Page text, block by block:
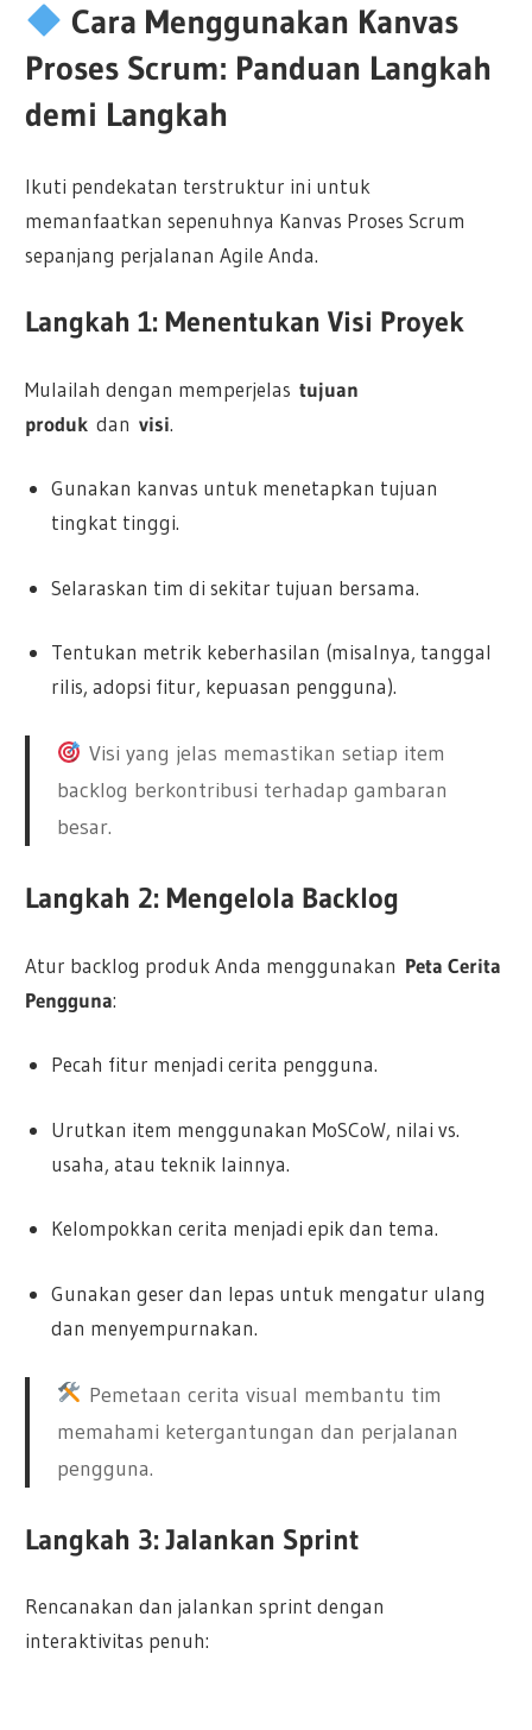
Cara Menggunakan Kanvas
Proses Scrum: Panduan Langkah
demi Langkah
Ikuti pendekatan terstruktur ini untuk
memanfaatkan sepenuhnya Kanvas Proses Scrum
sepanjang perjalanan Agile Anda.
Langkah 1: Menentukan Visi Proyek
Mulailah dengan memperjelastujuan
produk danvisi.
Gunakan kanvas untuk menetapkan tujuan
tingkat tinggi.
Selaraskan tim di sekitar tujuan bersama.
Tentukan metrik keberhasilan (misalnya, tanggal
rilis, adopsi fitur, kepuasan pengguna).
Visi yang jelas memastikan setiap item
backlog berkontribusi terhadap gambaran
besar.
Langkah 2: Mengelola Backlog
Atur backlog produk Anda menggunakan Peta Cerita
Pengguna:
Pecah fitur menjadi cerita pengguna.
Urutkan item menggunakan MoSCoW, nilai vs.
usaha, atau teknik lainnya.
Kelompokkan cerita menjadi epik dan tema.
Gunakan geser dan lepas untuk mengatur ulang
dan menyempurnakan.
Pemetaan cerita visual membantu tim
memahami ketergantungan dan perjalanan
pengguna.
Langkah 3: Jalankan Sprint
Rencanakan dan jalankan sprint dengan
interaktivitas penuh: